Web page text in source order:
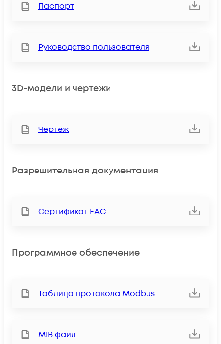
Паспорт
Руководство пользователя
3D-модели и чертежи
Чертеж
Разрешительная документация
Сертификат ЕАС
Программное обеспечение
Таблица протокола Modbus
MIB файл